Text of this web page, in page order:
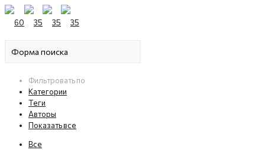
Фильтровать по
Категории
Теги
Авторы
Показать все
Все